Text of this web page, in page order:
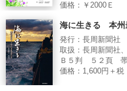
価格：￥2000Ｅ
海に生きる 本州
発行：長周新聞社
取扱：長周新聞社
Ｂ５判 ５２頁
価格：1,600円＋税